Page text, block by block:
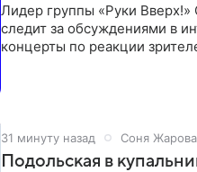
Лидер группы «Руки Вверх!»
следит за обсуждениями в
концерты по реакции
31 минуту назад Соня Жарова
Подольская в